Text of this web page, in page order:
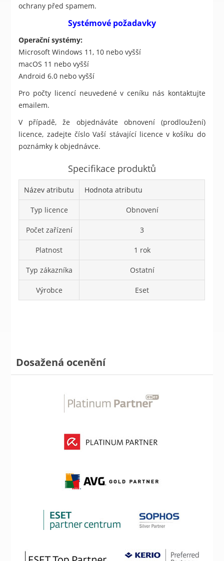
ochrany před spamem.
Systémové požadavky
Operační systémy:
Microsoft Windows 11, 10 nebo vyšší
macOS 11 nebo vyšší
Android 6.0 nebo vyšší
Pro počty licencí neuvedené v ceníku nás kontaktujte
emailem.
V případě, že objednáváte obnovení (prodloužení)
licence, zadejte číslo Vaší stávající licence v košíku do
poznámky k objednávce.
Specifikace produktů
Název atributu Hodnota atributu
Typ licence Obnovení
Počet zařízení 3
Platnost 1 rok
Typ zákazníka Ostatní
Výrobce Eset
Dosažená ocenění